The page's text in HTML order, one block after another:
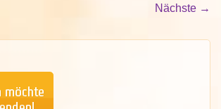
Nächste →